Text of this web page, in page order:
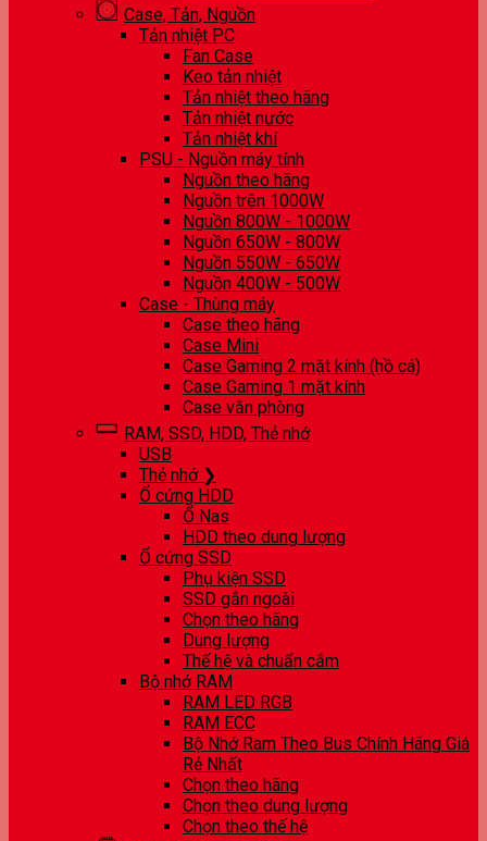
Case, Tản, Nguồn
Tản nhiệt PC
Fan Case
Keo tản nhiệt
Tản nhiệt theo hãng
Tản nhiệt nước
Tản nhiệt khí
PSU - Nguồn máy tính
Nguồn theo hãng
Nguồn trên 1000W
Nguồn 800W - 1000W
Nguồn 650W - 800W
Nguồn 550W - 650W
Nguồn 400W - 500W
Case - Thùng máy
Case theo hãng
Case Mini
Case Gaming 2 mặt kính (hồ cá)
Case Gaming 1 mặt kính
Case văn phòng
RAM, SSD, HDD, Thẻ nhớ
USB
Thẻ nhớ ❯
Ổ cứng HDD
Ổ Nas
HDD theo dung lượng
Ổ cứng SSD
Phụ kiện SSD
SSD gắn ngoài
Chọn theo hãng
Dung lượng
Thế hệ và chuẩn cắm
Bộ nhớ RAM
RAM LED RGB
RAM ECC
Bộ Nhớ Ram Theo Bus Chính Hãng Giá
Rẻ Nhất
Chọn theo hãng
Chọn theo dung lượng
Chọn theo thế hệ